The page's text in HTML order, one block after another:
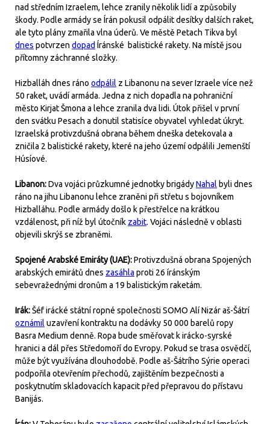
nad středním Izraelem, lehce zranily několik lidí a způsobily
škody. Podle armády se Írán pokusil odpálit desítky dalších raket,
ale tyto plány zmařila vlna úderů. Ve městě Petach Tikva byl
dnes potvrzen dopad Íránské balistické rakety. Na místě jsou
přítomny záchranné složky.
Hizballáh dnes ráno odpálil z Libanonu na sever Izraele více než
50 raket, uvádí armáda. Jedna z nich dopadla na pohraniční
město Kirjat Šmona a lehce zranila dva lidi. Útok přišel v první
den svátku Pesach a donutil statisíce obyvatel vyhledat úkryt.
Izraelská protivzdušná obrana během dneška detekovala a
zničila 2 balistické rakety, které na jeho území odpálili Jemenští
Húsíové.
Libanon:Dva vojáci průzkumné jednotky brigádyNahal byli dnes
ráno na jihu Libanonu lehce zraněni při střetu s bojovníkem
Hizballáhu. Podle armády došlo k přestřelce na krátkou
vzdálenost, při níž byl útočník zabit. Vojáci následně v oblasti
objevili skrýš se zbraněmi.
Spojené Arabské Emiráty (UAE):Protivzdušná obrana Spojených
arabských emirátů dnes zasáhla proti 26 íránským
sebevražednými dronům a 19 balistickým raketám.
Irák:Šéf irácké státní ropné společnosti SOMO Alí Nizár aš-Šátrí
oznámil uzavření kontraktu na dodávky 50 000 barelů ropy
Basra Medium denně. Ropa bude směřovat k irácko-syrské
hranici a dál přes Středomoří do Evropy. Pokud se trasa osvědčí,
může být využívána dlouhodobě. Podle aš-Šátrího Sýrie operaci
podpořila otevřením přechodů, zajištěním bezpečnosti a
poskytnutím skladovacích kapacit před přepravou do přístavu
Banijás.